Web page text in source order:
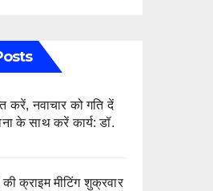
करें, नवाचार को गति दें
के साथ करें कार्य: डॉ.
की क्राइम मीटिंग शुक्रवार